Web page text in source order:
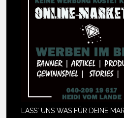
LASS' UNS WAS FÜR DEINE